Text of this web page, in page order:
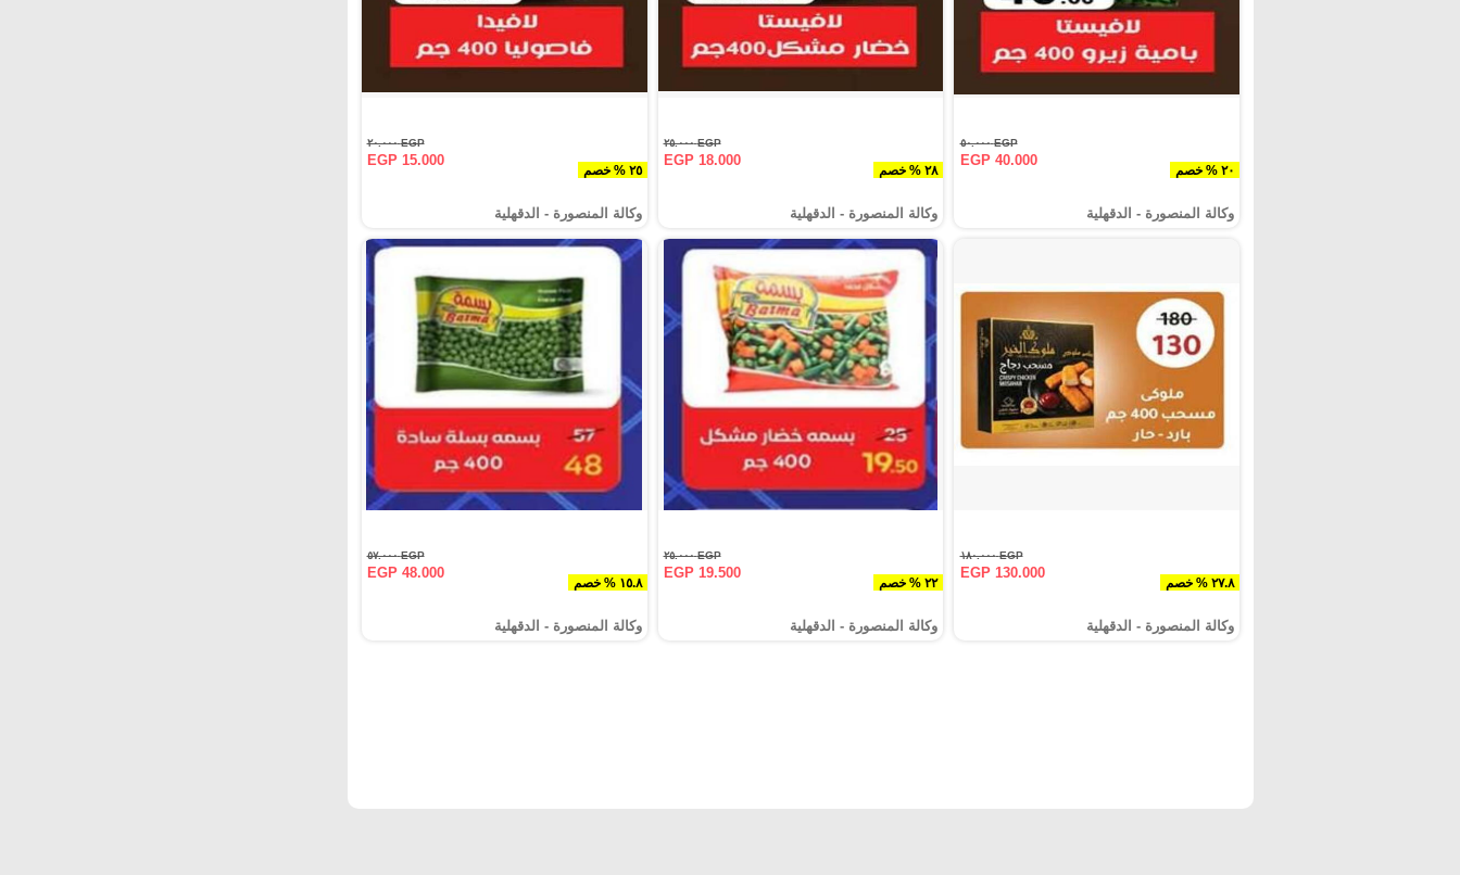
٢٠ % خصم
EGP ٥٠.٠٠٠
EGP 40.000
وكالة المنصورة - الدقهلية‎
٢٨ % خصم
EGP ٢٥.٠٠٠
EGP 18.000
وكالة المنصورة - الدقهلية‎
٢٥ % خصم
EGP ٢٠.٠٠٠
EGP 15.000
وكالة المنصورة - الدقهلية‎
٢٧.٨ % خصم
EGP ١٨٠.٠٠٠
EGP 130.000
وكالة المنصورة - الدقهلية‎
٢٢ % خصم
EGP ٢٥.٠٠٠
EGP 19.500
وكالة المنصورة - الدقهلية‎
١٥.٨ % خصم
EGP ٥٧.٠٠٠
EGP 48.000
وكالة المنصورة - الدقهلية‎